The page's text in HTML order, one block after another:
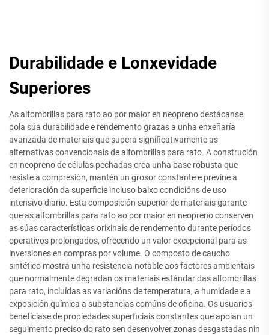
Durabilidade e Lonxevidade
Superiores
As alfombrillas para rato ao por maior en neopreno destácanse
pola súa durabilidade e rendemento grazas a unha enxeñaría
avanzada de materiais que supera significativamente as
alternativas convencionais de alfombrillas para rato. A construción
en neopreno de células pechadas crea unha base robusta que
resiste a compresión, mantén un grosor constante e previne a
deterioración da superficie incluso baixo condicións de uso
intensivo diario. Esta composición superior de materiais garante
que as alfombrillas para rato ao por maior en neopreno conserven
as súas características orixinais de rendemento durante períodos
operativos prolongados, ofrecendo un valor excepcional para as
inversiones en compras por volume. O composto de caucho
sintético mostra unha resistencia notable aos factores ambientais
que normalmente degradan os materiais estándar das alfombrillas
para rato, incluídas as variacións de temperatura, a humidade e a
exposición química a substancias comúns de oficina. Os usuarios
benefíciase de propiedades superficiais constantes que apoian un
seguimento preciso do rato sen desenvolver zonas desgastadas nin